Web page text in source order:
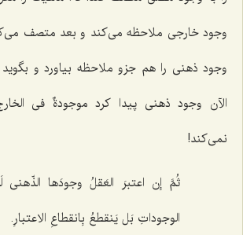
وجود خارجی ملاحظه می‌کند و بعد متصف
وجود ذهنی را هم جزو ملاحظه بیاورد و
الآن وجود ذهنی پیدا کرد موجودةٌ فی
نمی‌کند!
ثُمَّ إن اعتبرَ العَقلُ وجودَها
الوجوداتِ بَل یَنقطعُ بِانقطاعِ الاعتبارِ.